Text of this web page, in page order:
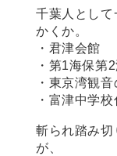
千葉人として
かくか。
・君津会館
・第1海保第
・東京湾観
・富津中学
斬られ踏み
が、